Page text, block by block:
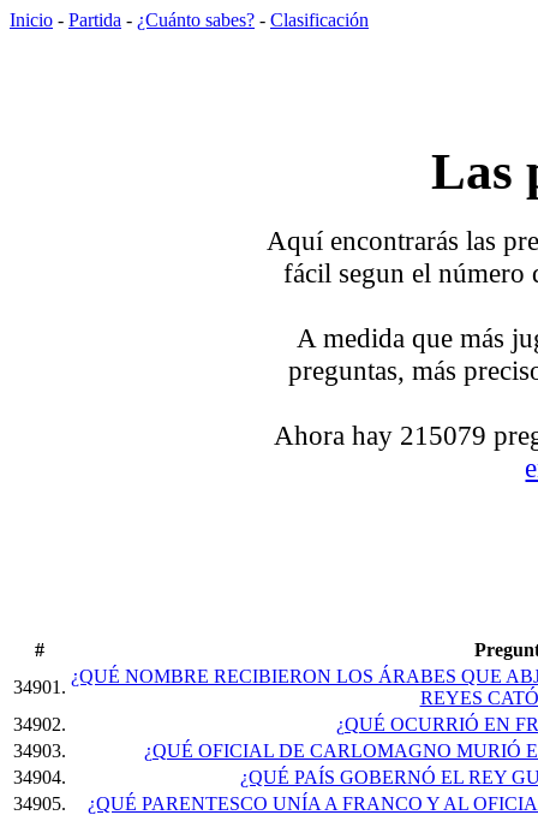
Inicio - Partida - ¿Cuánto sabes? - Clasificación
Las
Aquí encontrarás las
fácil segun el número
A medida que más
preguntas, más
Ahora hay 215079
#
34901.
¿QUÉ NOMBRE RECIBIERON LOS ÁRABES QUE
REYES
34902.
¿QUÉ OCURRIÓ EN
34903.
¿QUÉ OFICIAL DE CARLOMAGNO MURIÓ
34904.
¿QUÉ PAÍS GOBERNÓ EL REY
34905.
¿QUÉ PARENTESCO UNÍA A FRANCO Y AL